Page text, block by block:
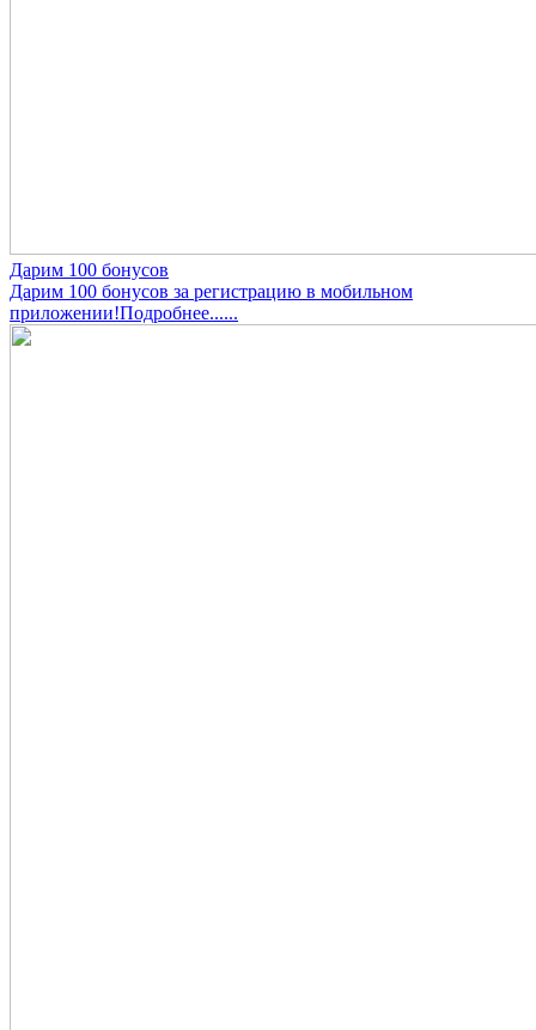
Дарим 100 бонусов
Дарим 100 бонусов за регистрацию в мобильном
приложении!Подробнее......